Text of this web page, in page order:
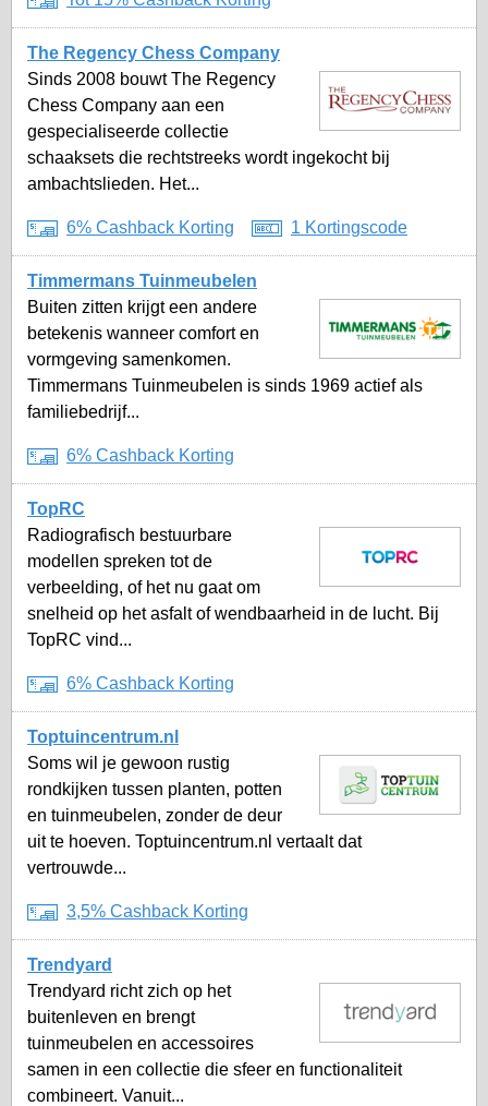
The Regency Chess Company
Sinds 2008 bouwt The Regency
Chess Company aan een
gespecialiseerde collectie
schaaksets die rechtstreeks wordt ingekocht bij
ambachtslieden. Het...
6% Cashback Korting 1 Kortingscode
Timmermans Tuinmeubelen
Buiten zitten krijgt een andere
betekenis wanneer comfort en
vormgeving samenkomen.
Timmermans Tuinmeubelen is sinds 1969 actief als
familiebedrijf...
6% Cashback Korting
TopRC
Radiografisch bestuurbare
modellen spreken tot de
verbeelding, of het nu gaat om
snelheid op het asfalt of wendbaarheid in de lucht. Bij
TopRC vind...
6% Cashback Korting
Toptuincentrum.nl
Soms wil je gewoon rustig
rondkijken tussen planten, potten
en tuinmeubelen, zonder de deur
uit te hoeven. Toptuincentrum.nl vertaalt dat
vertrouwde...
3,5% Cashback Korting
Trendyard
Trendyard richt zich op het
buitenleven en brengt
tuinmeubelen en accessoires
samen in een collectie die sfeer en functionaliteit
combineert. Vanuit...